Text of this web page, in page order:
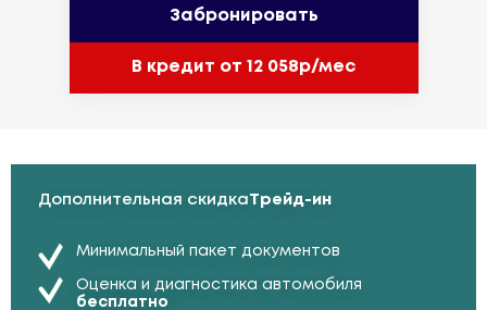
Забронировать
В кредит от 12 058р/мес
Дополнительная скидкаТрейд-ин
Минимальный пакет документов
Оценка и диагностика автомобиля
бесплатно